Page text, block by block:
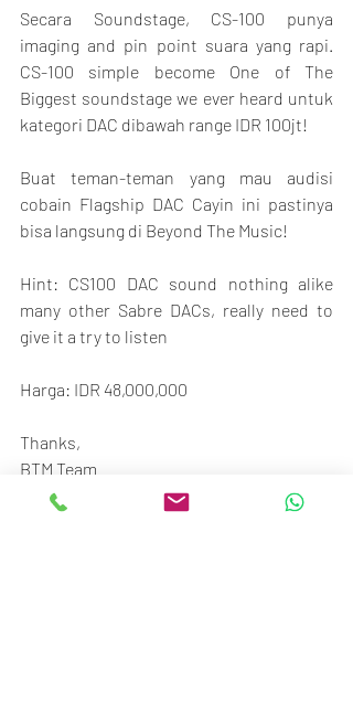
Secara Soundstage, CS-100 punya
imaging and pin point suara yang rapi.
CS-100 simple become One of The
Biggest soundstage we ever heard untuk
kategori DAC dibawah range IDR 100jt!
Buat teman-teman yang mau audisi
cobain Flagship DAC Cayin ini pastinya
bisa langsung di Beyond The Music!
Hint: CS100 DAC sound nothing alike
many other Sabre DACs, really need to
give it a try to listen
Harga: IDR 48,000,000
Thanks,
BTM Team